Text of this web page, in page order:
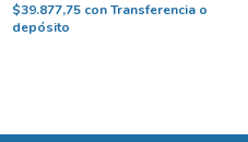
$39.877,75 conTransferencia o
depósito